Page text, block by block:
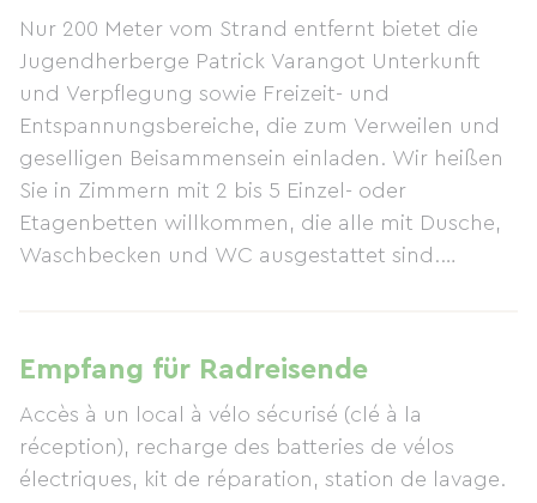
Nur 200 Meter vom Strand entfernt bietet die
Jugendherberge Patrick Varangot Unterkunft
und Verpflegung sowie Freizeit- und
Entspannungsbereiche, die zum Verweilen und
geselligen Beisammensein einladen. Wir heißen
Sie in Zimmern mit 2 bis 5 Einzel- oder
Etagenbetten willkommen, die alle mit Dusche,
Waschbecken und WC ausgestattet sind.
Aufpreis erhältlich. Das Frühstück (im Preis
inbegriffen) wird täglich von 7:30 bis 9:30 Uhr in
Buffetform serviert. Mittag- und Abendessen
erhalten Sie in unserem
Selbstbedienungsrestaurant, das montags bis
Empfang für Radreisende
Accès à un local à vélo sécurisé (clé à la
réception), recharge des batteries de vélos
électriques, kit de réparation, station de lavage.